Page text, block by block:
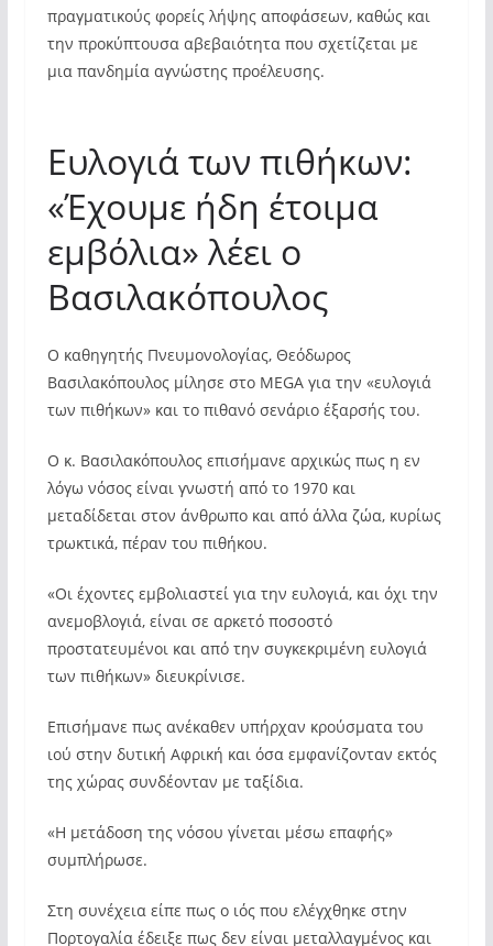
πραγματικούς φορείς λήψης αποφάσεων, καθώς και
την προκύπτουσα αβεβαιότητα που σχετίζεται με
μια πανδημία αγνώστης προέλευσης.
Ευλογιά των πιθήκων:
«Έχουμε ήδη έτοιμα
εμβόλια» λέει ο
Βασιλακόπουλος
Ο καθηγητής Πνευμονολογίας, Θεόδωρος
Βασιλακόπουλος μίλησε στο MEGA για την «ευλογιά
των πιθήκων» και το πιθανό σενάριο έξαρσής του.
Ο κ. Βασιλακόπουλος επισήμανε αρχικώς πως η εν
λόγω νόσος είναι γνωστή από το 1970 και
μεταδίδεται στον άνθρωπο και από άλλα ζώα, κυρίως
τρωκτικά, πέραν του πιθήκου.
«Οι έχοντες εμβολιαστεί για την ευλογιά, και όχι την
ανεμοβλογιά, είναι σε αρκετό ποσοστό
προστατευμένοι και από την συγκεκριμένη ευλογιά
των πιθήκων» διευκρίνισε.
Επισήμανε πως ανέκαθεν υπήρχαν κρούσματα του
ιού στην δυτική Αφρική και όσα εμφανίζονταν εκτός
της χώρας συνδέονταν με ταξίδια.
«Η μετάδοση της νόσου γίνεται μέσω επαφής»
συμπλήρωσε.
Στη συνέχεια είπε πως ο ιός που ελέγχθηκε στην
Πορτογαλία έδειξε πως δεν είναι μεταλλαγμένος και